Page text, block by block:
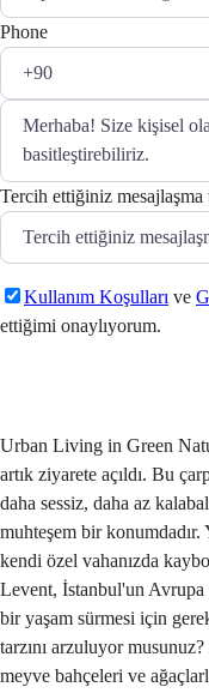
Phone
Tercih ettiğiniz mesajlaşma
Kullanım Koşulları ve
ettiğimi onaylıyorum.
Urban Living in Green
artık ziyarete açıldı. Bu
daha sessiz, daha az
muhteşem bir
kendi özel vahanızda
Levent, İstanbul'un Avrupa
bir yaşam sürmesi için
tarzını arzuluyor
meyve bahçeleri ve